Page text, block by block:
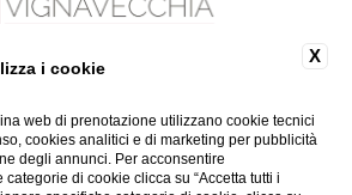
7 - 53017 Radda in Chianti - Siena - Italy
Fax: +39 0577 738031
info@spavignavecchia.it
P.Iva 01116290527
X
i cookie
web di prenotazione utilizzano cookie tecnici
cookies analitici e di marketing per pubblicità
degli annunci. Per acconsentire
categorie di cookie clicca su “Accetta tutti i